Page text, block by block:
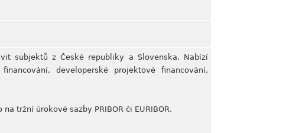
subjektů z České republiky a Slovenska. Nabízí
developerské projektové financování,
tržní úrokové sazby PRIBOR či EURIBOR.